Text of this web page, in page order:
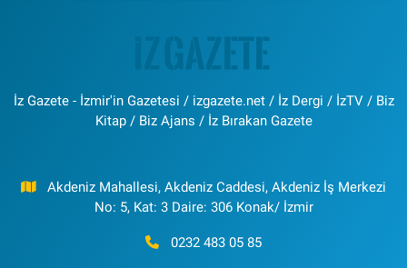
İz Gazete - İzmir'in Gazetesi / izgazete.net / İz Dergi / İzTV / Biz
Kitap / Biz Ajans / İz Bırakan Gazete
Akdeniz Mahallesi, Akdeniz Caddesi, Akdeniz İş Merkezi
No: 5, Kat: 3 Daire: 306 Konak/ İzmir
0232 483 05 85